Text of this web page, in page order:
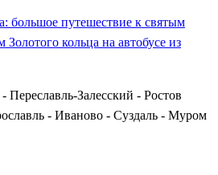
большое путешествие к святым
кольца на автобусе из
Залесский - Ростов
- Иваново - Суздаль - Муром